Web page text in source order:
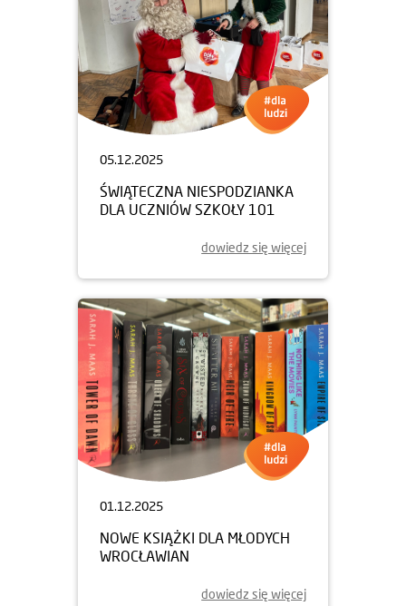
05.12.2025
ŚWIĄTECZNA NIESPODZIANKA
DLA UCZNIÓW SZKOŁY 101
dowiedz się więcej
01.12.2025
NOWE KSIĄŻKI DLA MŁODYCH
WROCŁAWIAN
dowiedz się więcej